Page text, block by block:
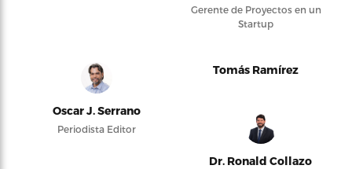
Gerente de Proyectos en un
Startup
Oscar J. Serrano
Periodista Editor
Tomás Ramírez
Dr. Ronald Collazo